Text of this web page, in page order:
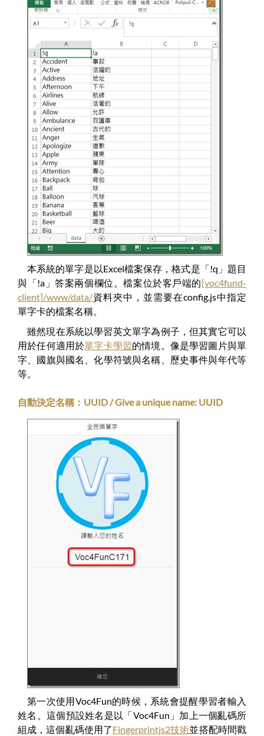
本系統的單字是以Excel檔案保存，格式是「!q」題目
與「!a」答案兩個欄位。檔案位於客戶端的[voc4fund-
client]/www/data/資料夾中，並需要在config.js中指定
單字卡的檔案名稱。
雖然現在系統以學習英文單字為例子，但其實它可以
用於任何適用於單字卡學習的情境。像是學習圖片與單
字、國旗與國名、化學符號與名稱、歷史事件與年代等
等。
自動決定名稱：UUID / Give a unique name: UUID
第一次使用Voc4Fun的時候，系統會提醒學習者輸入
姓名。這個預設姓名是以「Voc4Fun」加上一個亂碼所
組成，這個亂碼使用了Fingerprintjs2技術並搭配時間戳